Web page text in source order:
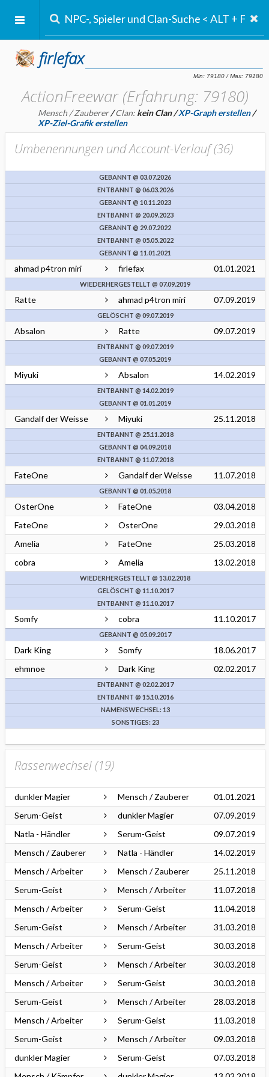
firlefax
ActionFreewar (Erfahrung: 79180)
Mensch / Zauberer/Clan: kein Clan/XP-Graph erstellen/
XP-Ziel-Grafik erstellen
Umbenennungen und Account-Verlauf (36)
GEBANNT @ 03.07.2026
ENTBANNT @ 06.03.2026
GEBANNT @ 10.11.2023
ENTBANNT @ 20.09.2023
GEBANNT @ 29.07.2022
ENTBANNT @ 05.05.2022
GEBANNT @ 11.01.2021
ahmad p4tron miri firlefax 01.01.2021
WIEDERHERGESTELLT @ 07.09.2019
Ratte ahmad p4tron miri 07.09.2019
GELÖSCHT @ 09.07.2019
Absalon Ratte 09.07.2019
ENTBANNT @ 09.07.2019
GEBANNT @ 07.05.2019
Miyuki Absalon 14.02.2019
ENTBANNT @ 14.02.2019
GEBANNT @ 01.01.2019
Gandalf der Weisse Miyuki 25.11.2018
ENTBANNT @ 25.11.2018
GEBANNT @ 04.09.2018
ENTBANNT @ 11.07.2018
FateOne Gandalf der Weisse 11.07.2018
GEBANNT @ 01.05.2018
OsterOne FateOne
03.04.2018
FateOne
OsterOne
29.03.2018
Amelia
FateOne
25.03.2018
cobra
Amelia 13.02.2018
WIEDERHERGESTELLT @ 13.02.2018
GELÖSCHT @ 11.10.2017
ENTBANNT @ 11.10.2017
Somfy cobra 11.10.2017
GEBANNT @ 05.09.2017
Dark King Somfy
18.06.2017
ehmnoe
Dark King 02.02.2017
ENTBANNT @ 02.02.2017
ENTBANNT @ 15.10.2016
NAMENSWECHSEL: 13
SONSTIGES: 23
Rassenwechsel (19)
dunkler Magier Mensch / Zauberer
01.01.2021
Serum-Geist
dunkler Magier
07.09.2019
Natla - Händler
Serum-Geist
09.07.2019
Mensch / Zauberer
Natla - Händler
14.02.2019
Mensch / Arbeiter
Mensch / Zauberer
25.11.2018
Serum-Geist
Mensch / Arbeiter
11.07.2018
Mensch / Arbeiter
Serum-Geist
11.04.2018
Serum-Geist
Mensch / Arbeiter
31.03.2018
Mensch / Arbeiter
Serum-Geist
30.03.2018
Serum-Geist
Mensch / Arbeiter
30.03.2018
Mensch / Arbeiter
Serum-Geist
30.03.2018
Serum-Geist
Mensch / Arbeiter
28.03.2018
Mensch / Arbeiter
Serum-Geist
11.03.2018
Serum-Geist
Mensch / Arbeiter
09.03.2018
dunkler Magier
Serum-Geist
07.03.2018